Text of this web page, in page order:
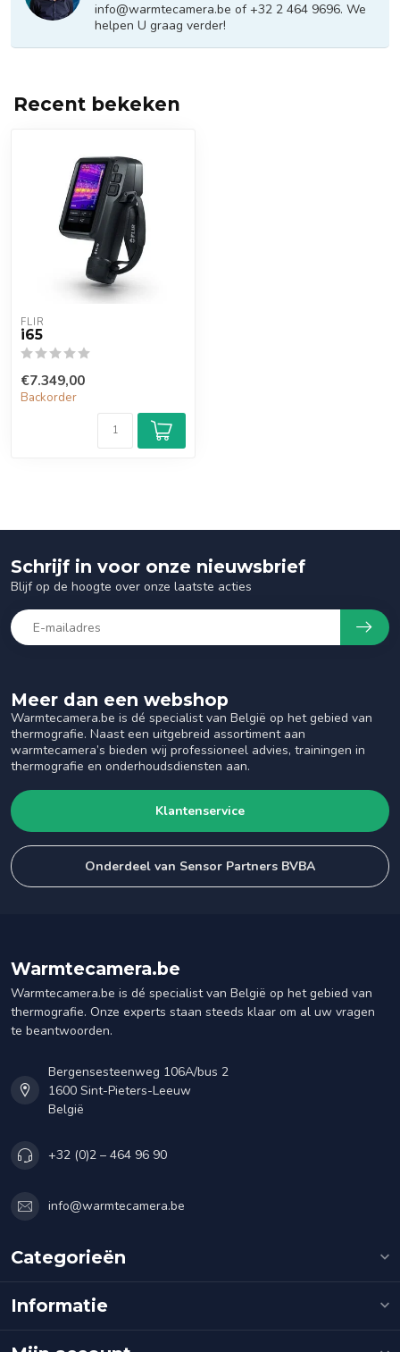
info@warmtecamera.be of +32 2 464 9696. We
helpen U graag verder!
Recent bekeken
FLIR
i65
€7.349,00
Backorder
Meer dan een webshop
Warmtecamera.be is dé specialist van België op het gebied van
thermografie. Naast een uitgebreid assortiment aan
warmtecamera’s bieden wij professioneel advies, trainingen in
thermografie en onderhoudsdiensten aan.
Klantenservice
Onderdeel van Sensor Partners BVBA
Schrijf in voor onze nieuwsbrief
Blijf op de hoogte over onze laatste acties
Warmtecamera.be
Warmtecamera.be is dé specialist van België op het gebied van
thermografie. Onze experts staan steeds klaar om al uw vragen
te beantwoorden.
Bergensesteenweg 106A/bus 2
1600 Sint-Pieters-Leeuw
België
+32 (0)2 – 464 96 90
info@warmtecamera.be
Categorieën
Informatie